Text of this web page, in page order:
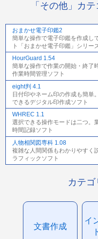
「その他」カ
おまかせ電子印鑑2
簡単な操作で電子印鑑を作成し
ト「おまかせ電子印鑑」シリー
HourGuard 1.54
簡単な操作で作業の開始・終了
作業時間管理ソフト
eight判 4.1
日付印やネーム印の作成も簡単
できるデジタル印作成ソフト
WHREC 1.1
選択できる操作モードは二つ。
時間記録ソフト
人物相関図専科 1.08
複雑な人間関係もわかりやすく
ラフィックソフト
カテ
文書作成
イ